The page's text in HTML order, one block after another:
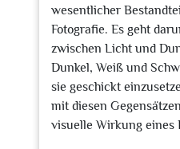
wesentlicher
Fotografie. Es geht
zwischen Licht und
Dunkel, Weiß und
sie geschickt
mit diesen
visuelle Wirkung eines